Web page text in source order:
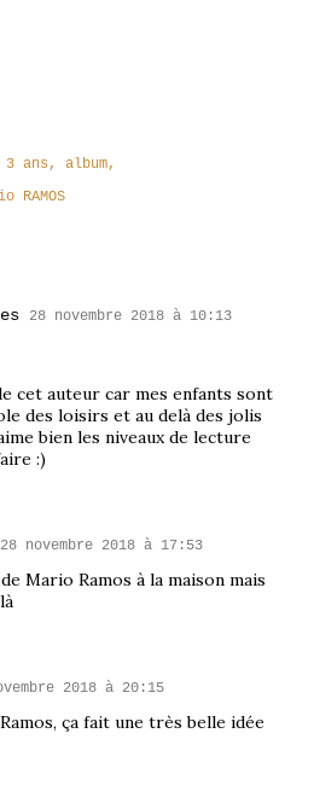
ans
album
RAMOS
28 novembre 2018 à 10:13
cet auteur car mes enfants sont
des loisirs et au delà des jolis
bien les niveaux de lecture
:)
28 novembre 2018 à 17:53
Mario Ramos à la maison mais
2018 à 20:15
ça fait une très belle idée